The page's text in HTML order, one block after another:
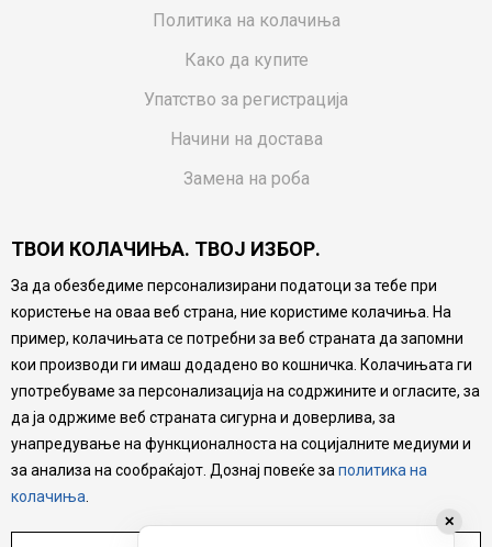
Политика на колачиња
Како да купите
Упатство за регистрација
Начини на достава
Замена на роба
Ваучери
Product Finder
FAQs
Настојуваме да бидеме што попрецизни во описот на
производите, прикажување на слики и цени, но не
можеме да гарантираме дека сите информации се
комплетни и без грешка. Сите производи се дел од
нашата понуда, но не се подразбира дека мора да се
достапни во секој момент.
ТВОИ КОЛАЧИЊА. ТВОЈ ИЗБОР.
За да обезбедиме персонализирани податоци за тебе при
користење на оваа веб страна, ние користиме колачиња. На
пример, колачињата се потребни за веб страната да запомни
кои производи ги имаш додадено во кошничка. Колачињата ги
употребуваме за персонализација на содржините и огласите, за
да ја одржиме веб страната сигурна и доверлива, за
унапредување на функционалноста на социјалните медиуми и
за анализа на сообраќајот. Дознај повеќе за политика на
колачиња
✕